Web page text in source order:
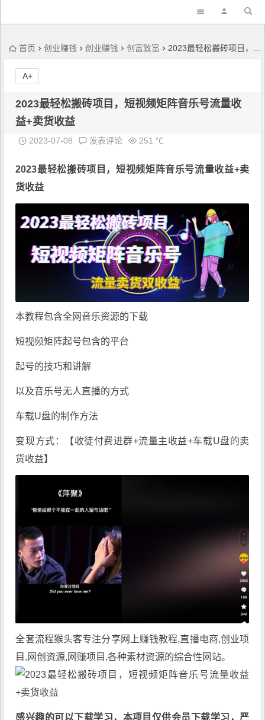
首页 创业赚钱 创业赚钱 创富致富 2023最轻松搬砖项目，短视频矩阵音乐号流量收益+卖货收益
2023最轻松搬砖项目，短视频矩阵音乐号流量收
益+卖货收益
2023-07-08 发表评论 251 ℃
2023最轻松搬砖项目，短视频矩阵音乐号流量收益+卖
货收益
本教程包含全网音乐资源的下载
短视频矩阵起号包含的平台
起号的技巧和讲解
以及音乐号无人直播的方式
车载U盘的制作方法
变现方式：【收徒付费进群+流量主收益+车载U盘的卖
货收益】
全套流程猴头客专注分享网上赚钱教程,直播电商,创业项
目,网创资源, 网赚项目 ,各种素材资源的综合性网站。
感兴趣的可以下载学习，本项目仅供会员下载学习，严
A+